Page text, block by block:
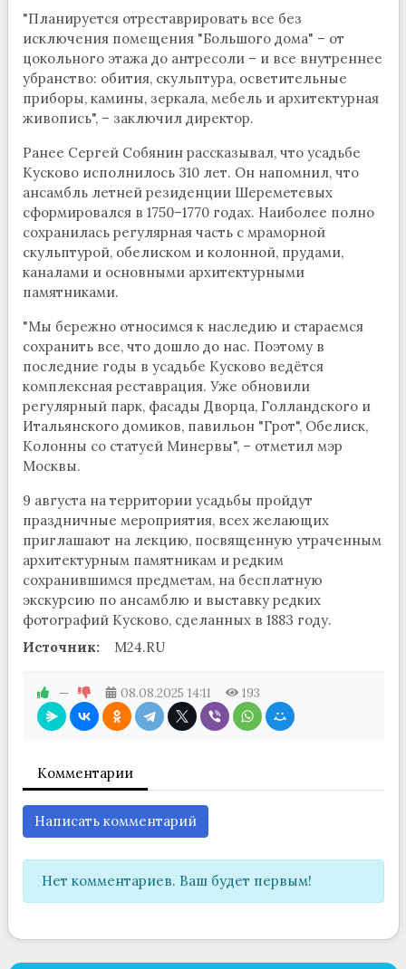
"Планируется отреставрировать все без
исключения помещения "Большого дома" – от
цокольного этажа до антресоли – и все внутреннее
убранство: обития, скульптура, осветительные
приборы, камины, зеркала, мебель и архитектурная
живопись", – заключил директор.
Ранее Сергей Собянин рассказывал, что усадьбе
Кусково исполнилось 310 лет. Он напомнил, что
ансамбль летней резиденции Шереметевых
сформировался в 1750–1770 годах. Наиболее полно
сохранилась регулярная часть с мраморной
скульптурой, обелиском и колонной, прудами,
каналами и основными архитектурными
памятниками.
"Мы бережно относимся к наследию и стараемся
сохранить все, что дошло до нас. Поэтому в
последние годы в усадьбе Кусково ведётся
комплексная реставрация. Уже обновили
регулярный парк, фасады Дворца, Голландского и
Итальянского домиков, павильон "Грот", Обелиск,
Колонны со статуей Минервы", – отметил мэр
Москвы.
9 августа на территории усадьбы пройдут
праздничные мероприятия, всех желающих
приглашают на лекцию, посвященную утраченным
архитектурным памятникам и редким
сохранившимся предметам, на бесплатную
экскурсию по ансамблю и выставку редких
фотографий Кусково, сделанных в 1883 году.
Источник:
M24.RU
— 08.08.2025 14:11 193
Комментарии
Написать комментарий
Нет комментариев. Ваш будет первым!